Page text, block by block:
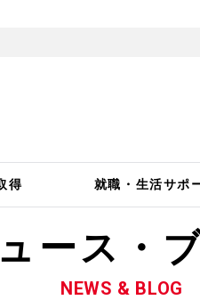
いて
得 就職・生活サポ
ース・
NEWS & BLOG